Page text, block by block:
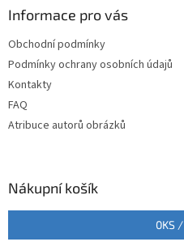
Informace pro vás
Obchodní podmínky
Podmínky ochrany osobních údajů
Kontakty
FAQ
Atribuce autorů obrázků
Nákupní košík
0KS /